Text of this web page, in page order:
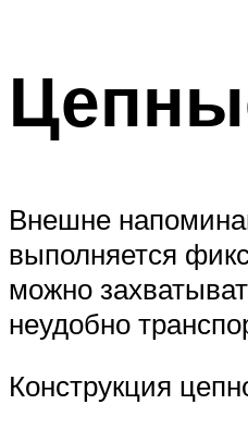
Внешне
выполняется
можно
неудобно
Конструкция